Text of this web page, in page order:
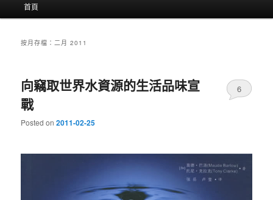
首頁
按月存檔： 二月 2011
向竊取世界水資源的生活品味宣
戰
Posted on2011-02-25
6